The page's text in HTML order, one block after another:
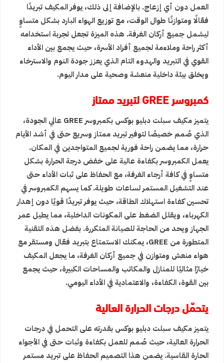
العمل دون أي إزعاج. بالإضافة إلى ذلك، يوفر المكيف تبريدًا
فعّالًا ومتوازنًا طوال الوقت، مع توزيع الهواء البارد بشكل متساوٍ
ليشمل جميع أركان الغرفة. هذه الميزة تجعل تجربة استخدامه
أكثر راحة وملاءمة لجميع أفراد الأسرة، حيث يجمع بين الأداء
القوي في التبريد والهدوء التام الذي يعزز جودة النوم والاسترخاء
ويخلق بيئة داخلية منعشة وصحية على مدار اليوم.
كمبروسر GREE لتبريد ممتاز
يتميز مكيف سبلت دبليو بوكس بكمبروسر GREE عالي الجودة،
الذي صُمم خصيصًا لتوفير تبريد ممتاز وسريع حتى في أشد الأيام
حرارة، مما يضمن راحة فورية لجميع المتواجدين في المكان.
يعمل الكمبروسر بكفاءة عالية على خفض درجة الحرارة بشكل
متساوٍ في كافة أرجاء الغرفة، مع الحفاظ على ثبات الأداء حتى
عند التشغيل المستمر لساعات طويلة. كما يسهم الكمبروسر في
تحسين كفاءة استهلاك الطاقة، حيث يوفر تبريدًا قويًا دون إهدار
الكهرباء، ويقلل الضغط على المكونات الداخلية، مما يطيل عمر
الجهاز ويحد من الحاجة للصيانة المتكررة. بفضل هذه التقنية
المتطورة من GREE، يمكنك الاستمتاع بتبريد فعّال ومستقر مع
هواء منعش ومتوازن في جميع أركان الغرفة، ما يجعل المكيف
خيارًا مثاليًا للمنازل والمكاتب والمساحات الكبيرة، حيث يجمع
بين القوة، الكفاءة، والاعتمادية في الأداء اليومي.
يتحمّل درجات الحرارة العالية
يتميز مكيف سبلت دبليو بوكس بقدرته على التحمل في درجات
الحرارة العالية، حيث صُمم للعمل بكفاءة وثبات حتى في الأجواء
الحارة القاسية. يضمن هذا التصميم الحفاظ على تبريد مستمر